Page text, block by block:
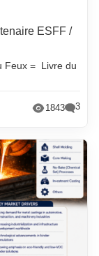
ESFF /
Feux = Livre du
1843 3